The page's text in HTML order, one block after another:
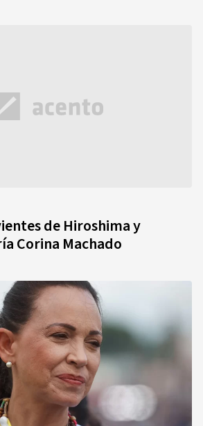
de Hiroshima y
Corina Machado